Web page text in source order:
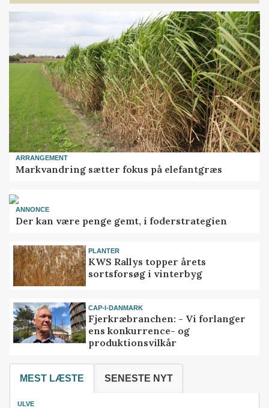
ARRANGEMENT
Markvandring sætter fokus på elefantgræs
ANNONCE
Der kan være penge gemt, i foderstrategien
PLANTER
KWS Rallys topper årets
sortsforsøg i vinterbyg
CAP-I-DANMARK
Fjerkræbranchen: - Vi forlanger
ens konkurrence- og
produktionsvilkår
MEST LÆSTE SENESTE NYT
ULVE